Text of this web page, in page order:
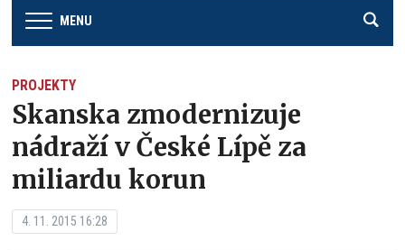
MENU
PROJEKTY
Skanska zmodernizuje
nádraží v České Lípě za
miliardu korun
4. 11. 2015 16:28